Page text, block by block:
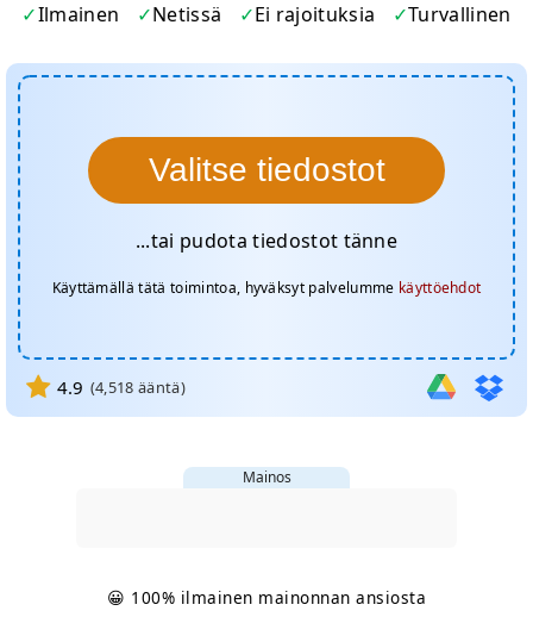
Ilmainen Netissä Ei rajoituksia Turvallinen
Valitse tiedostot
...tai pudota tiedostot tänne
Käyttämällä tätä toimintoa, hyväksyt palvelumme käyttöehdot
4.9 (4,518 ääntä)
Mainos
😀 100% ilmainen mainonnan ansiosta